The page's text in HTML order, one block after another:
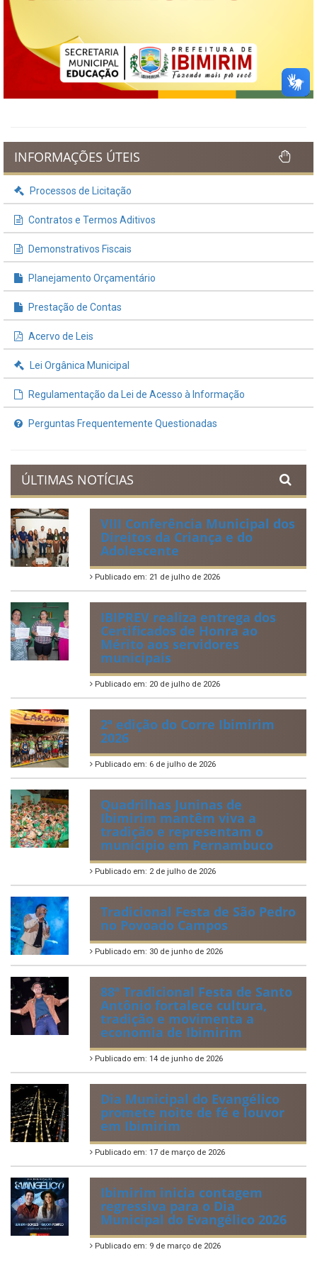
INFORMAÇÕES ÚTEIS
Processos de Licitação
Contratos e Termos Aditivos
Demonstrativos Fiscais
Planejamento Orçamentário
Prestação de Contas
Acervo de Leis
Lei Orgânica Municipal
Regulamentação da Lei de Acesso à Informação
Perguntas Frequentemente Questionadas
ÚLTIMAS NOTÍCIAS
VIII Conferência Municipal dos
Direitos da Criança e do
Adolescente
Publicado em: 21 de julho de 2026
IBIPREV realiza entrega dos
Certificados de Honra ao
Mérito aos servidores
municipais
Publicado em: 20 de julho de 2026
2ª edição do Corre Ibimirim
2026
Publicado em: 6 de julho de 2026
Quadrilhas Juninas de
Ibimirim mantêm viva a
tradição e representam o
munícipio em Pernambuco
Publicado em: 2 de julho de 2026
Tradicional Festa de São Pedro
no Povoado Campos
Publicado em: 30 de junho de 2026
88ª Tradicional Festa de Santo
Antônio fortalece cultura,
tradição e movimenta a
economia de Ibimirim
Publicado em: 14 de junho de 2026
Dia Municipal do Evangélico
promete noite de fé e louvor
em Ibimirim
Publicado em: 17 de março de 2026
Ibimirim inicia contagem
regressiva para o Dia
Municipal do Evangélico 2026
Publicado em: 9 de março de 2026